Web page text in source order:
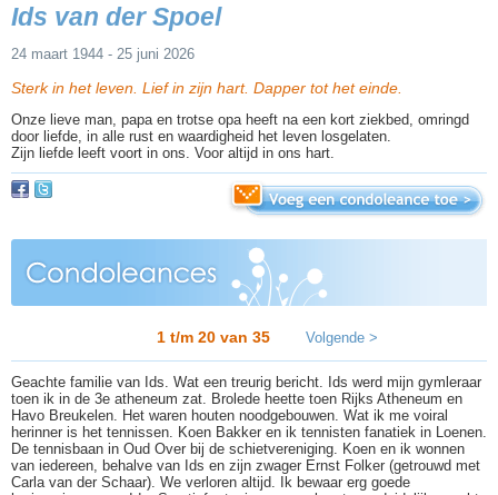
Ids van der Spoel
24 maart 1944 - 25 juni 2026
Sterk in het leven. Lief in zijn hart. Dapper tot het einde.
Onze lieve man, papa en trotse opa heeft na een kort ziekbed, omringd
door liefde, in alle rust en waardigheid het leven losgelaten.
Zijn liefde leeft voort in ons. Voor altijd in ons hart.
1 t/m 20 van 35 Volgende >
Geachte familie van Ids. Wat een treurig bericht. Ids werd mijn gymleraar
toen ik in de 3e atheneum zat. Brolede heette toen Rijks Atheneum en
Havo Breukelen. Het waren houten noodgebouwen. Wat ik me voiral
herinner is het tennissen. Koen Bakker en ik tennisten fanatiek in Loenen.
De tennisbaan in Oud Over bij de schietvereniging. Koen en ik wonnen
van iedereen, behalve van Ids en zijn zwager Ernst Folker (getrouwd met
Carla van der Schaar). We verloren altijd. Ik bewaar erg goede